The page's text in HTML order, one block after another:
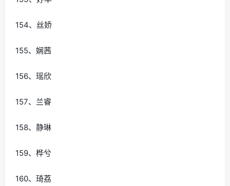
154、丝娇
155、娴茜
156、瑶欣
157、兰睿
158、静琳
159、桦兮
160、琦荔